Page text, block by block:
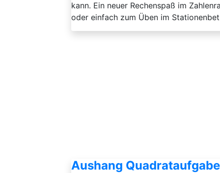
kann. Ein neuer Rechenspaß im
oder einfach zum Üben im
Aushang